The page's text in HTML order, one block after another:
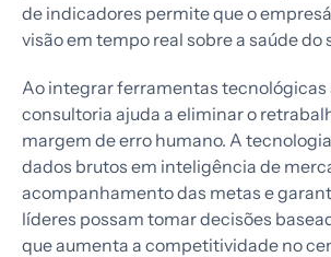
de indicadores permite que o
visão em tempo real sobre a saúde do
Ao integrar ferramentas tecnológicas
consultoria ajuda a eliminar o
margem de erro humano. A
dados brutos em inteligência de
acompanhamento das metas e
líderes possam tomar decisões
que aumenta a competitividade no